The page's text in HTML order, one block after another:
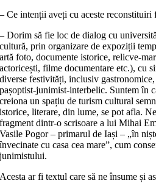
– Ce intenții aveți cu aceste reconstituiri
– Dorim să fie loc de dialog cu
cultură, prin organizare de expoziții
artă foto, documente istorice, relicve-
actoricești, filme documentare etc.), cu
diverse festivități, inclusiv
pașoptist-junimist-interbelic. Suntem în
creiona un spațiu de turism cultural
istorice, literare, din lume, se pot afla.
fragment dintr-o scrisoare a lui Mihai
Vasile Pogor – primarul de Iași – „în
învecinate cu casa cea mare”, cum
junimistului.
Acesta ar fi textul care să ne însume și